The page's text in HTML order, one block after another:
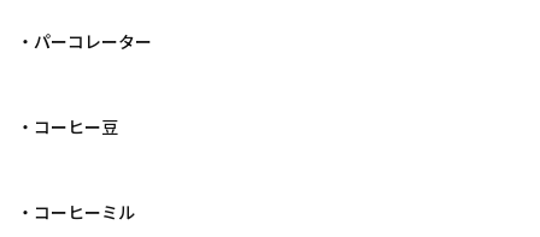
・パーコレーター
・コーヒー豆
・コーヒーミル